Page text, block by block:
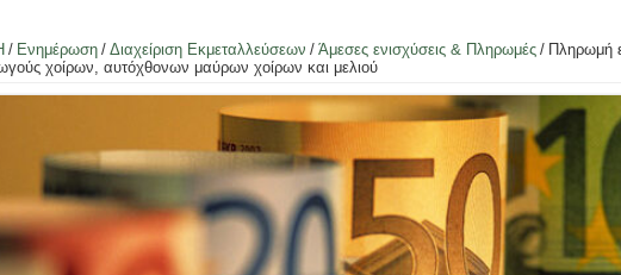
/ Ενημέρωση / Διαχείριση Εκμεταλλεύσεων / Άμεσες ενισχύσεις & Πληρωμές / Πληρωμή
χοίρων, αυτόχθονων μαύρων χοίρων και μελιού